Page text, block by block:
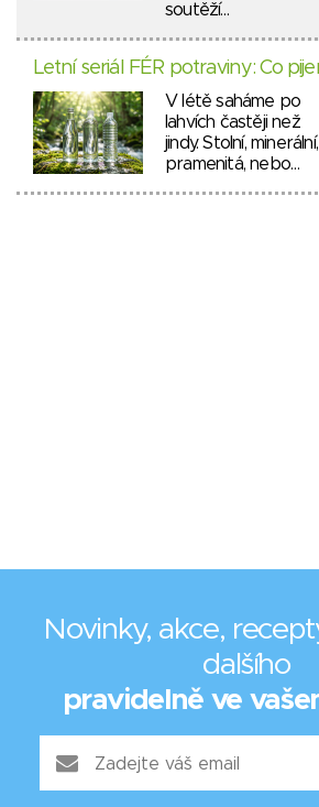
soutěží…
Letní seriál FÉR potraviny: Co
V létě saháme po
lahvích častěji než
jindy. Stolní, minerální,
pramenitá, nebo…
Novinky, akce,
dalšího
pravidelně ve